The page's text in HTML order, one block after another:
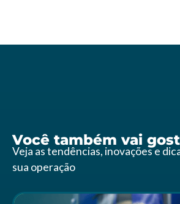
Você também vai
Veja as tendências, inovações e
sua operação